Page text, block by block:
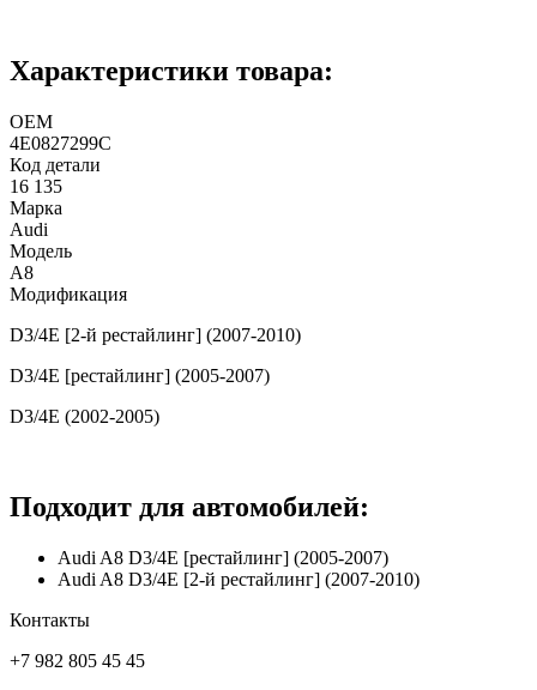
Характеристики товара:
ОЕМ
4E0827299C
Код детали
16 135
Марка
Audi
Модель
A8
Модификация
D3/4E [2-й рестайлинг] (2007-2010)
D3/4E [рестайлинг] (2005-2007)
D3/4E (2002-2005)
Подходит для автомобилей:
Audi A8 D3/4E [рестайлинг] (2005-2007)
Audi A8 D3/4E [2-й рестайлинг] (2007-2010)
Контакты
+7 982 805 45 45